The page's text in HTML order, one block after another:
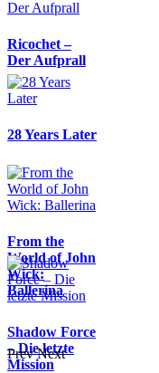
Ricochet –
Der Aufprall
28 Years Later
From the
World of John
Wick:
Ballerina
Shadow Force
– Die letzte
Mission
Prev Next